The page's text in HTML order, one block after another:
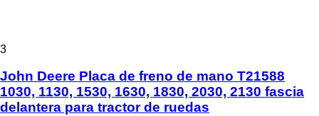
3
John Deere Placa de freno de mano T21588
1030, 1130, 1530, 1630, 1830, 2030, 2130 fascia
delantera para tractor de ruedas